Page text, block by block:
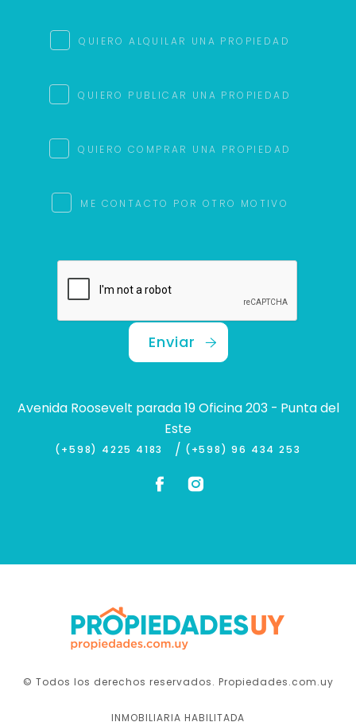
QUIERO ALQUILAR UNA PROPIEDAD
QUIERO PUBLICAR UNA PROPIEDAD
QUIERO COMPRAR UNA PROPIEDAD
ME CONTACTO POR OTRO MOTIVO
Enviar
Avenida Roosevelt parada 19 Oficina 203 - Punta del
Este
(+598) 4225 4183 / (+598) 96 434 253
© Todos los derechos reservados. Propiedades.com.uy
INMOBILIARIA HABILITADA